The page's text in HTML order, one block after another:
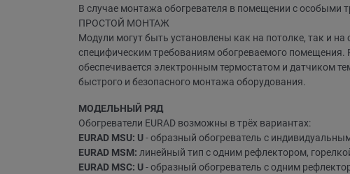
В случае монтажа обогревателя в помещении с
ПРОСТОЙ МОНТАЖ
Модули могут быть установлены как на потолке, так и
специфическим требованиям обогреваемого
обеспечивается электронным термостатом и датчиком
быстрого и безопасного монтажа оборудования.
МОДЕЛЬНЫЙ РЯД
Oбогреватели EURAD возможны в трёх вариантах:
EURAD MSU: U- образный обогреватель с
EURAD MSM: линейный тип с одним рефлектором,
EURAD MSC: U- образный обогреватель с одним